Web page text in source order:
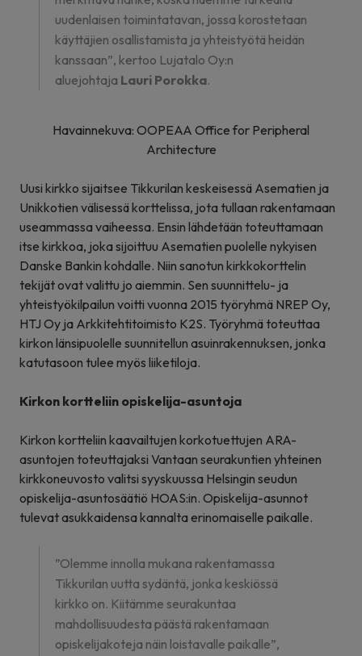
uudenlaisen toimintatavan, jossa korostetaan
käyttäjien osallistamista ja yhteistyötä heidän
kanssaan”, kertoo Lujatalo Oy:n
aluejohtaja Lauri Porokka.
Havainnekuva: OOPEAA Office for Peripheral
Architecture
Uusi kirkko sijaitsee Tikkurilan keskeisessä Asematien ja
Unikkotien välisessä korttelissa, jota tullaan rakentamaan
useammassa vaiheessa. Ensin lähdetään toteuttamaan
itse kirkkoa, joka sijoittuu Asematien puolelle nykyisen
Danske Bankin kohdalle. Niin sanotun kirkkokorttelin
tekijät ovat valittu jo aiemmin. Sen suunnittelu- ja
yhteistyökilpailun voitti vuonna 2015 työryhmä NREP Oy,
HTJ Oy ja Arkkitehtitoimisto K2S. Työryhmä toteuttaa
kirkon länsipuolelle suunnitellun asuinrakennuksen, jonka
katutasoon tulee myös liiketiloja.
Kirkon kortteliin opiskelija-asuntoja
Kirkon kortteliin kaavailtujen korkotuettujen ARA-
asuntojen toteuttajaksi Vantaan seurakuntien yhteinen
kirkkoneuvosto valitsi syyskuussa Helsingin seudun
opiskelija-asuntosäätiö HOAS:in. Opiskelija-asunnot
tulevat asukkaidensa kannalta erinomaiselle paikalle.
”Olemme innolla mukana rakentamassa
Tikkurilan uutta sydäntä, jonka keskiössä
kirkko on. Kiitämme seurakuntaa
mahdollisuudesta päästä rakentamaan
opiskelijakoteja näin loistavalle paikalle”,